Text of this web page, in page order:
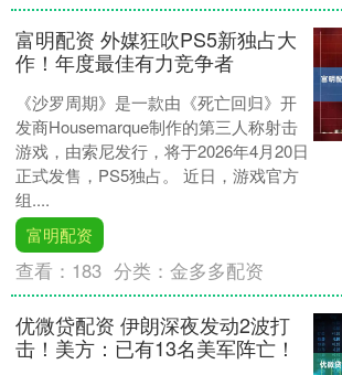
富明配资 外媒狂吹PS5新独占大
作！年度最佳有力竞争者
《沙罗周期》是一款由《死亡回归》开
发商Housemarque制作的第三人称射击
游戏，由索尼发行，将于2026年4月20日
正式发售，PS5独占。 近日，游戏官方
组....
富明配资
查看： 183 分类：金多多配资
优微贷配资 伊朗深夜发动2波打
击！美方：已有13名美军阵亡！